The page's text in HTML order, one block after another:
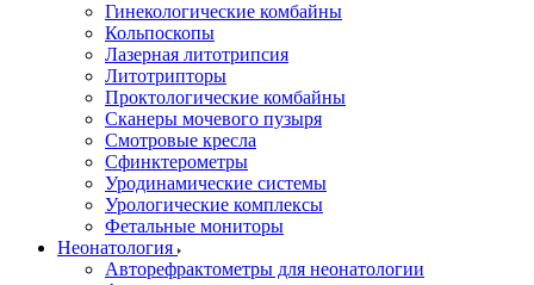
Гинекологические комбайны
Кольпоскопы
Лазерная литотрипсия
Литотрипторы
Проктологические комбайны
Сканеры мочевого пузыря
Смотровые кресла
Сфинктерометры
Уродинамические системы
Урологические комплексы
Фетальные мониторы
Неонатология
Авторефрактометры для неонатологии